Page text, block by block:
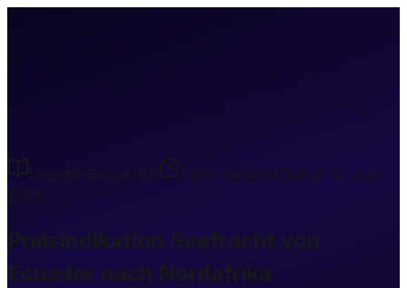
Logistik-GlossarDE 1 Min. LesezeitStand: 12. Juni
2026
Preisindikation Seefracht von
Ecuador nach Nordafrika